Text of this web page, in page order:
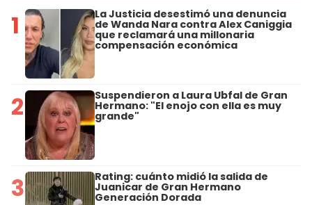
1 La Justicia desestimó una denuncia
de Wanda Nara contra Alex Caniggia
que reclamará una millonaria
compensación económica
2 Suspendieron a Laura Ubfal de Gran
Hermano: "El enojo con ella es muy
grande"
3 Rating: cuánto midió la salida de
Juanicar de Gran Hermano
Generación Dorada